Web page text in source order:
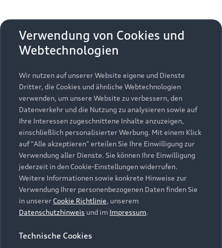
Zurück nach oben
Modelle
Alle Modelle
Modelle vergleichen
Elektromodelle
Plug-in-Hybride
Kaufen & leasen
Neuwagensuche
Gebrauchtwagensuche
Gebrauchtwagen
Finanzierung
Aktionen & Angebote
Geschäftskunden
Service & Zubehör
Saisonale Angebote
Audi Services
Garantie
Audi digital services
myAudi
Support
Kundenservice
Händlersuche
Audi Code
Über Audi
Unternehmen
Karriere
Investor Relations
Verwendung von Cookies und
Webtechnologien
Wir nutzen auf unserer Website eigene und Dienste
Dritter, die Cookies und ähnliche Webtechnologien
verwenden, um unsere Website zu verbessern, den
Datenverkehr und die Nutzung zu analysieren sowie auf
Ihre Interessen zugeschnittene Inhalte anzuzeigen,
einschließlich personalisierter Werbung. Mit einem Klick
auf "Alle akzeptieren" erteilen Sie Ihre Einwilligung zur
Verwendung aller Dienste. Sie können Ihre Einwilligung
jederzeit in den Cookie-Einstellungen widerrufen.
Weitere Informationen sowie konkrete Hinweise zur
Verwendung Ihrer personenbezogenen Daten finden Sie
in unserer Cookie Richtlinie, unserem
Datenschutzhinweis und im Impressum.
Technische Cookies